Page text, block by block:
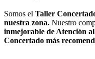
Somos el Taller
nuestra zona. Nuestro
inmejorable de Atención
Concertado más